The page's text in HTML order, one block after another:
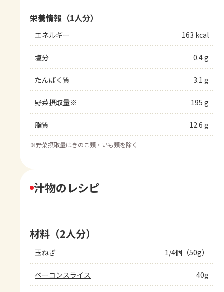
栄養情報（1人分）
エネルギー 163 kcal
塩分 0.4 g
たんぱく質 3.1 g
野菜摂取量※ 195 g
脂質 12.6 g
※野菜摂取量はきのこ類・いも類を除く
汁物のレシピ
材料（2人分）
玉ねぎ 1/4個（50g）
ベーコンスライス 40g